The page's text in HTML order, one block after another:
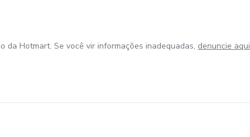
Hotmart. Se você vir informações inadequadas, denuncie aqui